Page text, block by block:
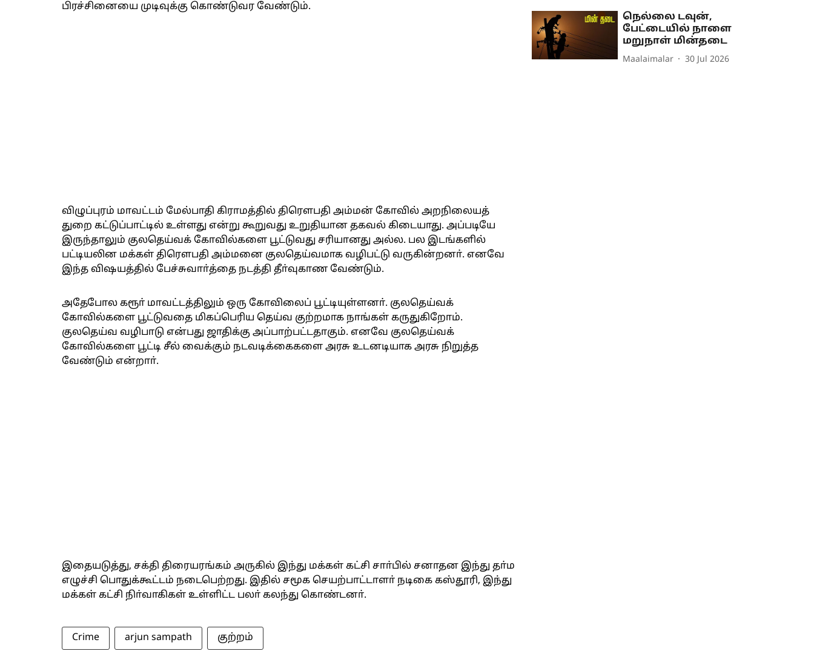
பிரச்சினையை முடிவுக்கு கொண்டுவர வேண்டும்.
விழுப்புரம் மாவட்டம் மேல்பாதி கிராமத்தில் திரெளபதி அம்மன் கோவில் அறநிலையத்
துறை கட்டுப்பாட்டில் உள்ளது என்று கூறுவது உறுதியான தகவல் கிடையாது. அப்படியே
இருந்தாலும் குலதெய்வக் கோவில்களை பூட்டுவது சரியானது அல்ல. பல இடங்களில்
பட்டியலின மக்கள் திரெளபதி அம்மனை குலதெய்வமாக வழிபட்டு வருகின்றனா். எனவே
இந்த விஷயத்தில் பேச்சுவாா்த்தை நடத்தி தீா்வுகாண வேண்டும்.
அதேபோல கரூா் மாவட்டத்திலும் ஒரு கோவிலைப் பூட்டியுள்ளனா். குலதெய்வக்
கோவில்களை பூட்டுவதை மிகப்பெரிய தெய்வ குற்றமாக நாங்கள் கருதுகிறோம்.
குலதெய்வ வழிபாடு என்பது ஜாதிக்கு அப்பாற்பட்டதாகும். எனவே குலதெய்வக்
கோவில்களை பூட்டி சீல் வைக்கும் நடவடிக்கைகளை அரசு உடனடியாக அரசு நிறுத்த
வேண்டும் என்றாா்.
இதையடுத்து, சக்தி திரையரங்கம் அருகில் இந்து மக்கள் கட்சி சாா்பில் சனாதன இந்து தா்ம
எழுச்சி பொதுக்கூட்டம் நடைபெற்றது. இதில் சமூக செயற்பாட்டாளா் நடிகை கஸ்தூரி, இந்து
மக்கள் கட்சி நிா்வாகிகள் உள்ளிட்ட பலா் கலந்து கொண்டனா்.
Crime arjun sampath குற்றம்
நெல்லை டவுன்,
பேட்டையில் நாளை
மறுநாள் மின்தடை
Maalaimalar 30 Jul 2026